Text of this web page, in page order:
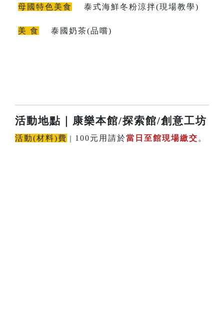
母國特色美食
泰式海鮮冬粉涼拌(現場教學)
美 食 泰國奶茶(品嚐)
活動地點 ｜康樂本館/探索館/創意工坊
活動(材料)費 100元用請於當日至館現場繳交 。